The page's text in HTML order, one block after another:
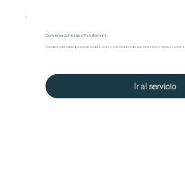
Conversaciones que Transforman
Diseñadas para líderes que buscan claridad, visión y una cultura alineada para transformar su empresa y su futuro.
Ir al servicio